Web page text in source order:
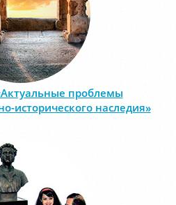
проблемы
исторического наследия»